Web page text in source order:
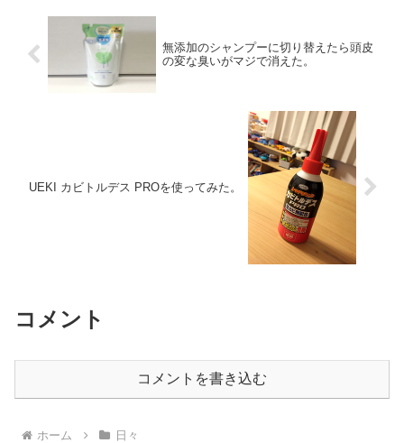
無添加のシャンプーに切り替えたら頭皮
の変な臭いがマジで消えた。
UEKI カビトルデス PROを使ってみた。
コメント
コメントを書き込む
ホーム 日々